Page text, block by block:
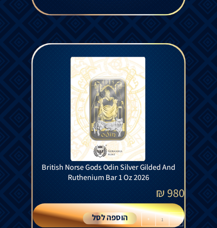
British Norse Gods Odin Silver Gilded And
Ruthenium Bar 1 Oz 2026
980
₪
-
+ הוספה לסל